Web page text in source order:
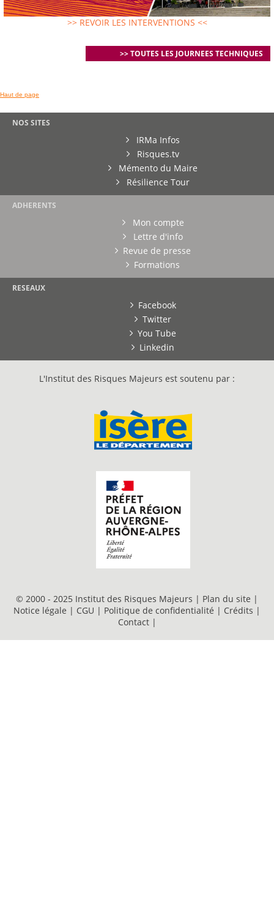
>> REVOIR LES INTERVENTIONS <<
>> TOUTES LES JOURNEES TECHNIQUES
Haut de page
NOS SITES
IRMa Infos
Risques.tv
Mémento du Maire
Résilience Tour
ADHERENTS
Mon compte
Lettre d'info
Revue de presse
Formations
RESEAUX
Facebook
Twitter
You Tube
Linkedin
L'Institut des Risques Majeurs est soutenu par :
© 2000 - 2025 Institut des Risques Majeurs | Plan du site |
Notice légale | CGU | Politique de confidentialité | Crédits |
Contact |